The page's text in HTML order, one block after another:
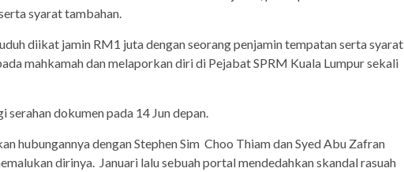
syarat tambahan.
diikat jamin RM1 juta dengan seorang penjamin tempatan serta syarat
mahkamah dan melaporkan diri di Pejabat SPRM Kuala Lumpur sekali
dokumen pada 14 Jun depan.
hubungannya dengan Stephen Sim Choo Thiam dan Syed Abu Zafran
dirinya. Januari lalu sebuah portal mendedahkan skandal rasuah